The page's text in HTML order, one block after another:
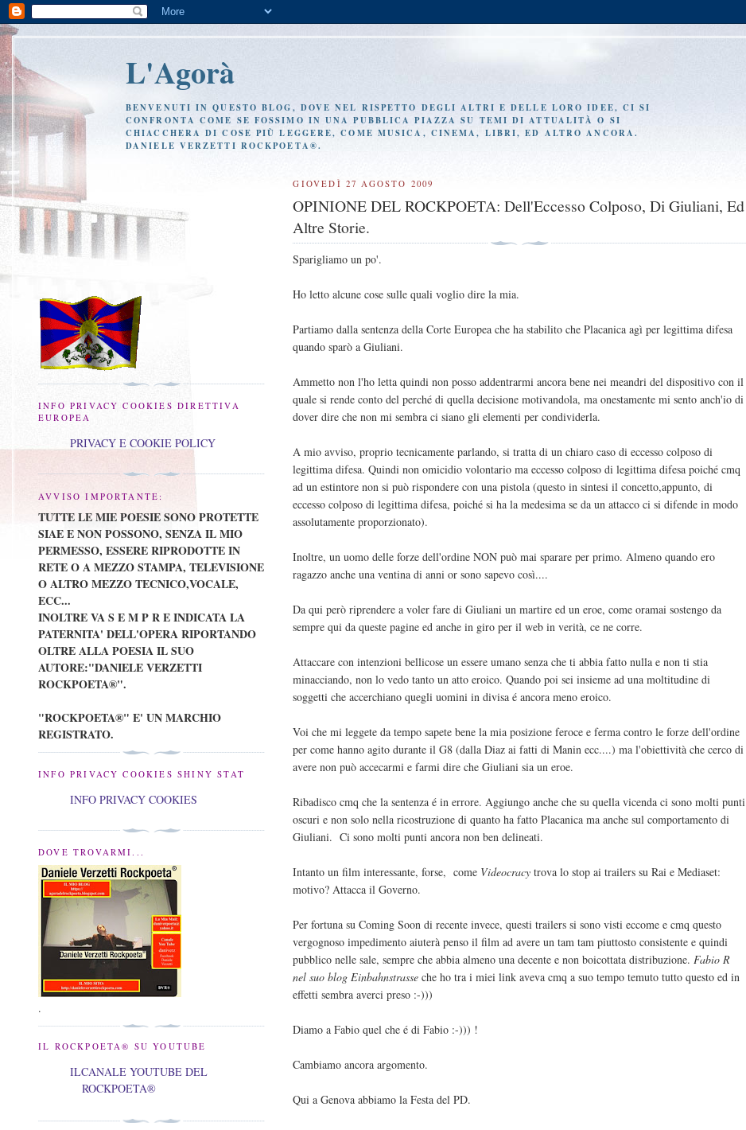
L'Agorà
BENVENUTI IN QUESTO BLOG, DOVE NEL RISPETTO DEGLI ALTRI E DELLE LORO IDEE, CI SI
CONFRONTA COME SE FOSSIMO IN UNA PUBBLICA PIAZZA SU TEMI DI ATTUALITÀ O SI
CHIACCHERA DI COSE PIÙ LEGGERE, COME MUSICA, CINEMA, LIBRI, ED ALTRO ANCORA.
DANIELE VERZETTI ROCKPOETA®.
GIOVEDÌ 27 AGOSTO 2009
OPINIONE DEL ROCKPOETA: Dell'Eccesso Colposo, Di Giuliani, Ed
Altre Storie.
Sparigliamo un po'.
Ho letto alcune cose sulle quali voglio dire la mia.
Partiamo dalla sentenza della Corte Europea che ha stabilito che Placanica agì per legittima difesa
quando sparò a Giuliani.
Ammetto non l'ho letta quindi non posso addentrarmi ancora bene nei meandri del dispositivo con il
quale si rende conto del perché di quella decisione motivandola, ma onestamente mi sento anch'io di
dover dire che non mi sembra ci siano gli elementi per condividerla.
A mio avviso, proprio tecnicamente parlando, si tratta di un chiaro caso di eccesso colposo di
legittima difesa. Quindi non omicidio volontario ma eccesso colposo di legittima difesa poiché cmq
ad un estintore non si può rispondere con una pistola (questo in sintesi il concetto,appunto, di
eccesso colposo di legittima difesa, poiché si ha la medesima se da un attacco ci si difende in modo
assolutamente proporzionato).
Inoltre, un uomo delle forze dell'ordine NON può mai sparare per primo. Almeno quando ero
ragazzo anche una ventina di anni or sono sapevo così....
Da qui però riprendere a voler fare di Giuliani un martire ed un eroe, come oramai sostengo da
sempre qui da queste pagine ed anche in giro per il web in verità, ce ne corre.
Attaccare con intenzioni bellicose un essere umano senza che ti abbia fatto nulla e non ti stia
minacciando, non lo vedo tanto un atto eroico. Quando poi sei insieme ad una moltitudine di
soggetti che accerchiano quegli uomini in divisa é ancora meno eroico.
Voi che mi leggete da tempo sapete bene la mia posizione feroce e ferma contro le forze dell'ordine
per come hanno agito durante il G8 (dalla Diaz ai fatti di Manin ecc....) ma l'obiettività che cerco di
avere non può accecarmi e farmi dire che Giuliani sia un eroe.
Ribadisco cmq che la sentenza é in errore. Aggiungo anche che su quella vicenda ci sono molti punti
oscuri e non solo nella ricostruzione di quanto ha fatto Placanica ma anche sul comportamento di
Giuliani. Ci sono molti punti ancora non ben delineati.
Intanto un film interessante, forse, come Videocracytrova lo stop ai trailers su Rai e Mediaset:
motivo? Attacca il Governo.
Per fortuna su Coming Soon di recente invece, questi trailers si sono visti eccome e cmq questo
vergognoso impedimento aiuterà penso il film ad avere un tam tam piuttosto consistente e quindi
pubblico nelle sale, sempre che abbia almeno una decente e non boicottata distribuzione.Fabio R
nel suo blog Einbahnstrasse che ho tra i miei link aveva cmq a suo tempo temuto tutto questo ed in
effetti sembra averci preso :-)))
Diamo a Fabio quel che é di Fabio :-))) !
Cambiamo ancora argomento.
Qui a Genova abbiamo la Festa del PD.
INFO PRIVACY COOKIES DIRETTIVA
EUROPEA
PRIVACY E COOKIE POLICY
AVVISO IMPORTANTE:
TUTTE LE MIE POESIE SONO PROTETTE
SIAE E NON POSSONO, SENZA IL MIO
PERMESSO, ESSERE RIPRODOTTE IN
RETE O A MEZZO STAMPA, TELEVISIONE
O ALTRO MEZZO TECNICO,VOCALE,
ECC...
INOLTRE VA S E M P R E INDICATA LA
PATERNITA' DELL'OPERA RIPORTANDO
OLTRE ALLA POESIA IL SUO
AUTORE:"DANIELE VERZETTI
ROCKPOETA®".
"ROCKPOETA®" E' UN MARCHIO
REGISTRATO.
INFO PRIVACY COOKIES SHINY STAT
INFO PRIVACY COOKIES
DOVE TROVARMI...
.
IL ROCKPOETA® SU YOUTUBE
ILCANALE YOUTUBE DEL
ROCKPOETA®